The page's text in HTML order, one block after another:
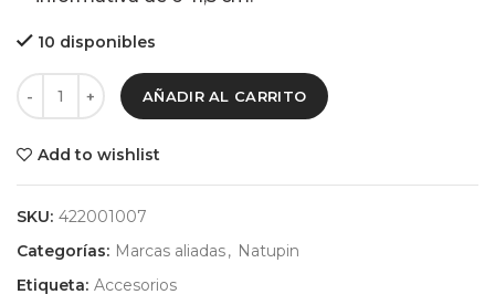
10 disponibles
AÑADIR AL CARRITO
Add to wishlist
SKU: 422001007
Categorías: Marcas aliadas, Natupin
Etiqueta: Accesorios